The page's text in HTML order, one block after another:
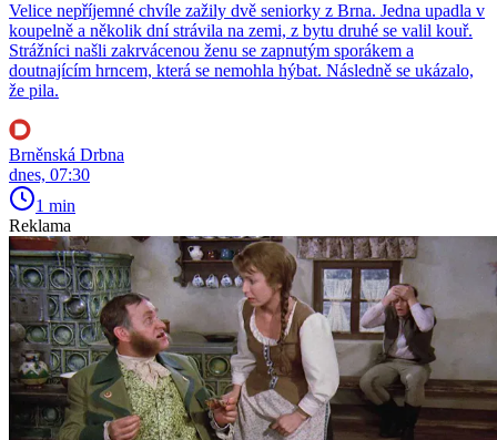
Velice nepříjemné chvíle zažily dvě seniorky z Brna. Jedna upadla v
koupelně a několik dní strávila na zemi, z bytu druhé se valil kouř.
Strážníci našli zakrvácenou ženu se zapnutým sporákem a
doutnajícím hrncem, která se nemohla hýbat. Následně se ukázalo,
že pila.
Brněnská Drbna
dnes, 07:30
1 min
Reklama